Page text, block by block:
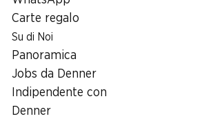
Carte regalo
Su di Noi
Panoramica
Jobs da Denner
Indipendente con
Denner
con Post-Card / M-Card